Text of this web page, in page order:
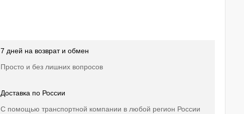
7 дней на возврат и обмен
Просто и без лишних вопросов
Доставка по России
С помощью транспортной компании в любой регион России